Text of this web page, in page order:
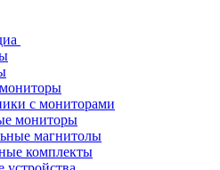
с мониторами
мониторы
магнитолы
комплекты